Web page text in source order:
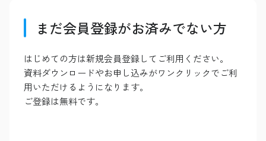
まだ会員登録がお済みでない方
はじめての方は新規会員登録してご利用ください。
資料ダウンロードやお申し込みがワンクリックでご利
用いただけるようになります。
ご登録は無料です。